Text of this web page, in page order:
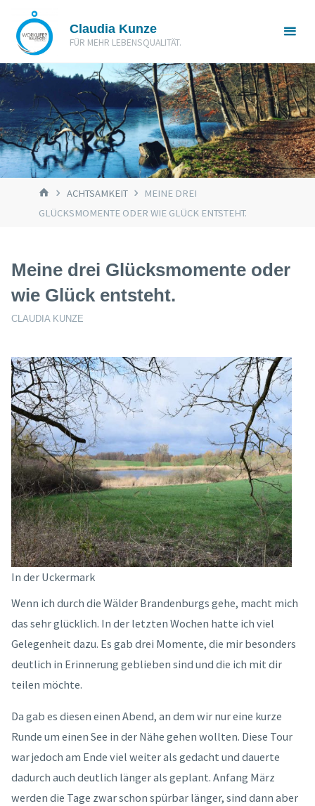
Inhalt
springen
Claudia Kunze
FÜR MEHR LEBENSQUALITÄT.
STARTACHTSAMKEIT
MEINE DREI
GLÜCKSMOMENTE ODER WIE GLÜCK ENTSTEHT.
Meine drei Glücksmomente oder
wie Glück entsteht.
CLAUDIA KUNZE
In der Uckermark
Wenn ich durch die Wälder Brandenburgs gehe, macht mich
das sehr glücklich. In der letzten Wochen hatte ich viel
Gelegenheit dazu. Es gab drei Momente, die mir besonders
deutlich in Erinnerung geblieben sind und die ich mit dir
teilen möchte.
Da gab es diesen einen Abend, an dem wir nur eine kurze
Runde um einen See in der Nähe gehen wollten. Diese Tour
war jedoch am Ende viel weiter als gedacht und dauerte
dadurch auch deutlich länger als geplant. Anfang März
werden die Tage zwar schon spürbar länger, sind dann aber